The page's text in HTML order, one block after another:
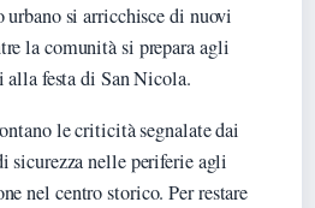
si arricchisce di nuovi
la comunità si prepara agli
festa di San Nicola.
le criticità segnalate dai
nelle periferie agli
nel centro storico. Per restare